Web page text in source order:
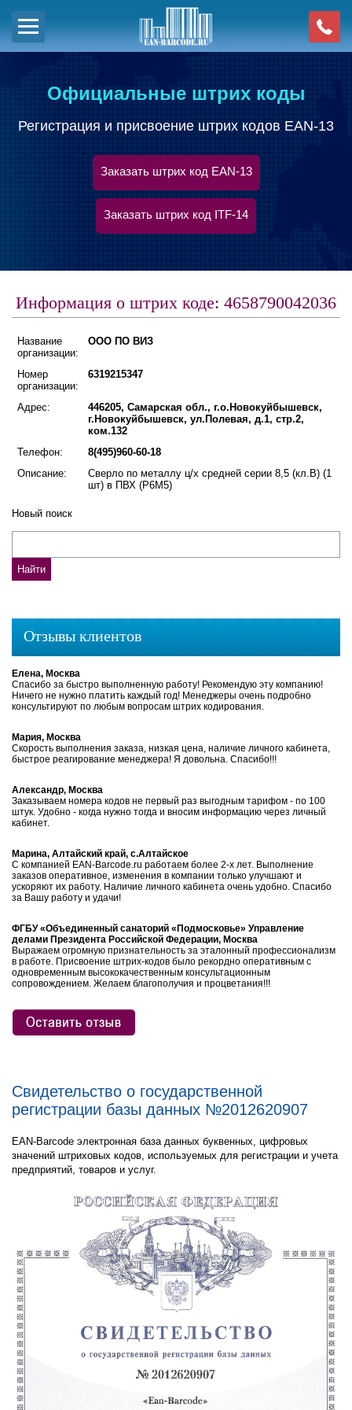
Официальные штрих коды
Регистрация и присвоение штрих кодов EAN-13
Заказать штрих код EAN-13
Заказать штрих код ITF-14
Информация о штрих коде: 4658790042036
Название
организации:
ООО ПО ВИЗ
Номер
организации:
6319215347
Адрес:
446205, Самарская обл., г.о.Новокуйбышевск,
г.Новокуйбышевск, ул.Полевая, д.1, стр.2,
ком.132
Телефон:
8(495)960-60-18
Описание:
Сверло по металлу ц/х средней серии 8,5 (кл.В) (1
шт) в ПВХ (Р6М5)
Новый поиск
Отзывы клиентов
Елена, Москва
Спасибо за быстро выполненную работу! Рекомендую эту компанию!
Ничего не нужно платить каждый год! Менеджеры очень подробно
консультируют по любым вопросам штрих кодирования.
Мария, Москва
Скорость выполнения заказа, низкая цена, наличие личного кабинета,
быстрое реагирование менеджера! Я довольна. Спасибо!!!
Александр, Москва
Заказываем номера кодов не первый раз выгодным тарифом - по 100
штук. Удобно - когда нужно тогда и вносим информацию через личный
кабинет.
Марина, Алтайский край, с.Алтайское
С компанией EAN-Barcode.ru работаем более 2-х лет. Выполнение
заказов оперативное, изменения в компании только улучшают и
ускоряют их работу. Наличие личного кабинета очень удобно. Спасибо
за Вашу работу и удачи!
ФГБУ «Объединенный санаторий «Подмосковье» Управление
делами Президента Российской Федерации, Москва
Выражаем огромную признательность за эталонный профессионализм
в работе. Присвоение штрих-кодов было рекордно оперативным с
одновременным высококачественным консультационным
сопровождением. Желаем благополучия и процветания!!!
Свидетельство о государственной
регистрации базы данных №2012620907
EAN-Barcode электронная база данных буквенных, цифровых
значений штриховых кодов, используемых для регистрации и учета
предприятий, товаров и услуг.